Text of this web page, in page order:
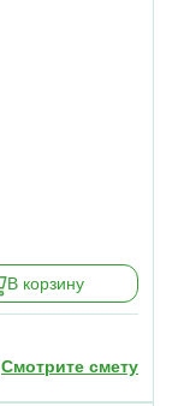
В корзину
Смотрите смету